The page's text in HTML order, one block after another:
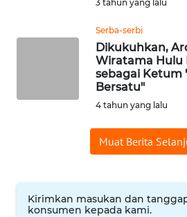
3 tahun yang lalu
Serba-serbi
Dikukuhkan,
Wiratama Hulu
sebagai Ketum
Bersatu"
4 tahun yang lalu
Muat Berita
Kirimkan masukan dan
konsumen kepada kami.
BANTEN